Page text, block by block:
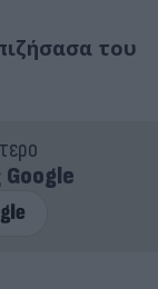
του
Google